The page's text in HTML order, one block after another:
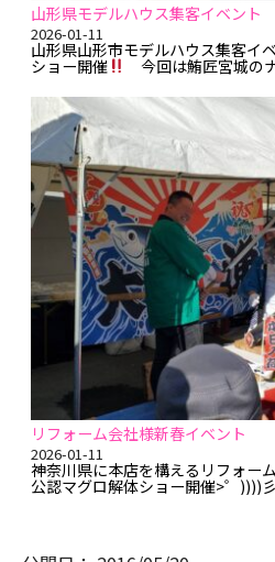
山形県モデルハウス集客イベント
2026-01-11
山形県山形市モデルハウス集客イ
ショー開催 今回は鮪匠宮城の
みお姐の
級解体師ペアによるお客様参加型
度の如く大盛況の後、品質認証を
ロをお土産セットにしてお客様へご
ただき、誠にありがとうござい
る鮪匠が選ばれる理由・・解体作
は？ ...
リフォーム会社様新春イベント
2026-01-11
神奈川県に本店を構えるリフォー
公認マグロ解体ショー開催>゜
「航太」がマグロ担いで入場後、
れた捌きたての船直キハダ（第88